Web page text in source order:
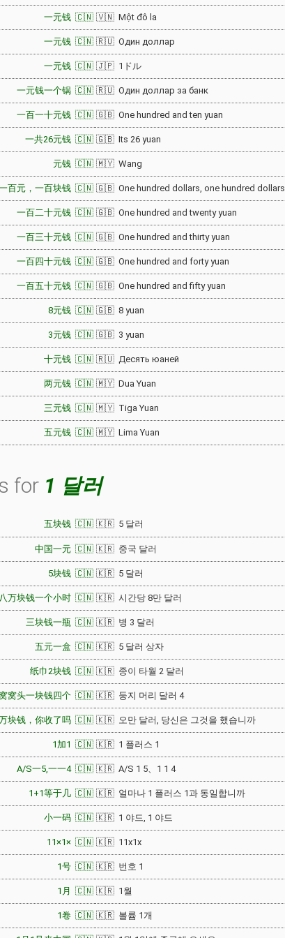
一元钱 🇨🇳 🇻🇳 Một đô la
一元钱 🇨🇳 🇷🇺 Один доллар
一元钱 🇨🇳 🇯🇵 1ドル
一元钱一个锅 🇨🇳 🇷🇺 Один доллар за банк
一百一十元钱 🇨🇳 🇬🇧 One hundred and ten yuan
一共26元钱 🇨🇳 🇬🇧 Its 26 yuan
元钱 🇨🇳 🇲🇾 Wang
百元，一百块钱 🇨🇳 🇬🇧 One hundred dollars, one hundred dollars
一百二十元钱 🇨🇳 🇬🇧 One hundred and twenty yuan
一百三十元钱 🇨🇳 🇬🇧 One hundred and thirty yuan
一百四十元钱 🇨🇳 🇬🇧 One hundred and forty yuan
一百五十元钱 🇨🇳 🇬🇧 One hundred and fifty yuan
8元钱 🇨🇳 🇬🇧 8 yuan
3元钱 🇨🇳 🇬🇧 3 yuan
十元钱 🇨🇳 🇷🇺 Десять юаней
两元钱 🇨🇳 🇲🇾 Dua Yuan
三元钱 🇨🇳 🇲🇾 Tiga Yuan
五元钱 🇨🇳 🇲🇾 Lima Yuan
for 1 달러
五块钱 🇨🇳 🇰🇷 5 달러
中国一元 🇨🇳 🇰🇷 중국 달러
5块钱 🇨🇳 🇰🇷 5 달러
八万块钱一个小时 🇨🇳 🇰🇷 시간당 8만 달러
三块钱一瓶 🇨🇳 🇰🇷 병 3 달러
五元一盒 🇨🇳 🇰🇷 5 달러 상자
纸巾2块钱 🇨🇳 🇰🇷 종이 타월 2 달러
窝窝头一块钱四个 🇨🇳 🇰🇷 둥지 머리 달러 4
块钱，你收了吗 🇨🇳 🇰🇷 오만 달러, 당신은 그것을 했습니까
1加1 🇨🇳 🇰🇷 1 플러스 1
A/S一5,一一4 🇨🇳 🇰🇷 A/S 1 5、1 1 4
1+1等于几 🇨🇳 🇰🇷 얼마나 1 플러스 1과 동일합니까
小一码 🇨🇳 🇰🇷 1 야드, 1 야드
11×1× 🇨🇳 🇰🇷 11x1x
1号 🇨🇳 🇰🇷 번호 1
1月 🇨🇳 🇰🇷 1월
1卷 🇨🇳 🇰🇷 볼륨 1개